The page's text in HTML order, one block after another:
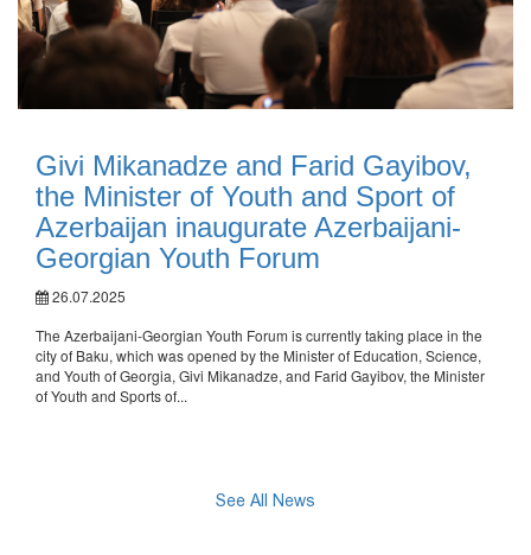
Givi Mikanadze and Farid Gayibov,
the Minister of Youth and Sport of
Azerbaijan inaugurate Azerbaijani-
Georgian Youth Forum
26.07.2025
The Azerbaijani-Georgian Youth Forum is currently taking place in the
city of Baku, which was opened by the Minister of Education, Science,
and Youth of Georgia, Givi Mikanadze, and Farid Gayibov, the Minister
of Youth and Sports of...
See All News